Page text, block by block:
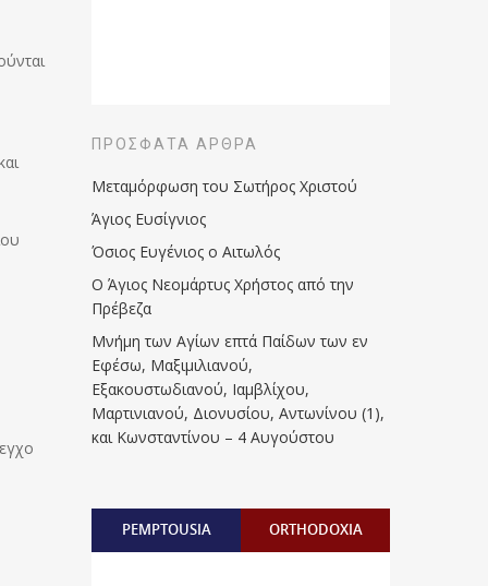
ΠΡΌΣΦΑΤΑ ΆΡΘΡΑ
Μεταμόρφωση του Σωτήρος Χριστού
Άγιος Ευσίγνιος
Όσιος Ευγένιος ο Αιτωλός
Ο Άγιος Νεομάρτυς Χρήστος από την
Πρέβεζα
Μνήμη των Aγίων επτά Παίδων των εν
Eφέσω, Mαξιμιλιανού,
Eξακουστωδιανού, Iαμβλίχου,
Mαρτινιανού, Διονυσίου, Aντωνίνου (1),
και Kωνσταντίνου – 4 Αυγούστου
PEMPTOUSIA ORTHODOXIA